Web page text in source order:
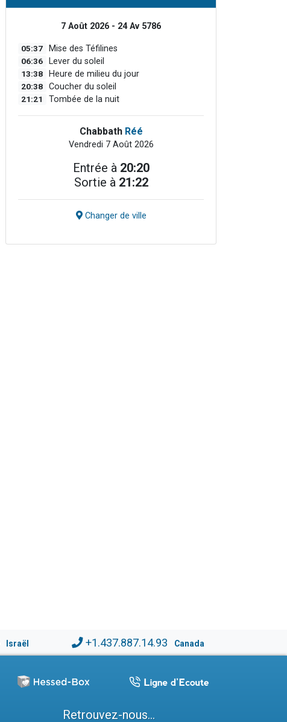
7 Août 2026 - 24 Av 5786
05:37 Mise des Téfilines
06:36 Lever du soleil
13:38 Heure de milieu du jour
20:38 Coucher du soleil
21:21 Tombée de la nuit
Chabbath Réé
Vendredi 7 Août 2026
Entrée à 20:20
Sortie à 21:22
Changer de ville
Israël +1.437.887.14.93 Canada
Retrouvez-nous...